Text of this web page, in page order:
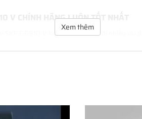
V CHÍNH HÃNG LUÔN TỐT NHẤT
SKF C 6910 V luôn là tốt nhất với nhiều ưu
C 6910 V CHÍNH HÃNG
doSKF Ngọc Anhphân phối đều được bảo
Xem thêm